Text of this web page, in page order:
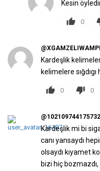
Kesin
0
Kardeşlik
kelimelere
0 0
Kardeşlik mi bi
canı yansaydı
olsaydı kıyamet
bizi hiç